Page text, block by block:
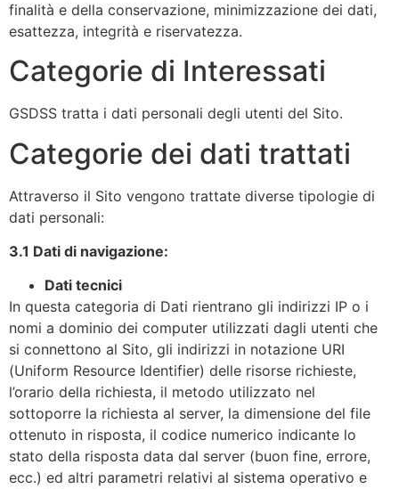
finalità e della conservazione, minimizzazione dei dati,
esattezza, integrità e riservatezza.
Categorie di Interessati
GSDSS tratta i dati personali degli utenti del Sito.
Categorie dei dati trattati
Attraverso il Sito vengono trattate diverse tipologie di
dati personali:
3.1 Dati di navigazione:
Dati tecnici
In questa categoria di Dati rientrano gli indirizzi IP o i
nomi a dominio dei computer utilizzati dagli utenti che
si connettono al Sito, gli indirizzi in notazione URI
(Uniform Resource Identifier) delle risorse richieste,
l’orario della richiesta, il metodo utilizzato nel
sottoporre la richiesta al server, la dimensione del file
ottenuto in risposta, il codice numerico indicante lo
stato della risposta data dal server (buon fine, errore,
ecc.) ed altri parametri relativi al sistema operativo e